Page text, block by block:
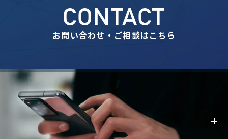
CONTACT
お問い合わせ・ご相談はこちら
事業内容